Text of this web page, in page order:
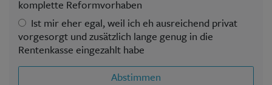
komplette Reformvorhaben
Ist mir eher egal, weil ich eh ausreichend privat
vorgesorgt und zusätzlich lange genug in die
Rentenkasse eingezahlt habe
Abstimmen